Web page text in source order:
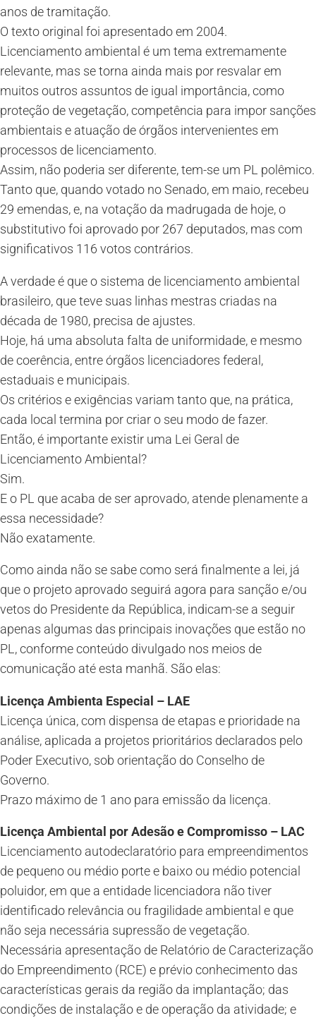
anos de tramitação.
O texto original foi apresentado em 2004.
Licenciamento ambiental é um tema extremamente
relevante, mas se torna ainda mais por resvalar em
muitos outros assuntos de igual importância, como
proteção de vegetação, competência para impor sanções
ambientais e atuação de órgãos intervenientes em
processos de licenciamento.
Assim, não poderia ser diferente, tem-se um PL polêmico.
Tanto que, quando votado no Senado, em maio, recebeu
29 emendas, e, na votação da madrugada de hoje, o
substitutivo foi aprovado por 267 deputados, mas com
significativos 116 votos contrários.
A verdade é que o sistema de licenciamento ambiental
brasileiro, que teve suas linhas mestras criadas na
década de 1980, precisa de ajustes.
Hoje, há uma absoluta falta de uniformidade, e mesmo
de coerência, entre órgãos licenciadores federal,
estaduais e municipais.
Os critérios e exigências variam tanto que, na prática,
cada local termina por criar o seu modo de fazer.
Então, é importante existir uma Lei Geral de
Licenciamento Ambiental?
Sim.
E o PL que acaba de ser aprovado, atende plenamente a
essa necessidade?
Não exatamente.
Como ainda não se sabe como será finalmente a lei, já
que o projeto aprovado seguirá agora para sanção e/ou
vetos do Presidente da República, indicam-se a seguir
apenas algumas das principais inovações que estão no
PL, conforme conteúdo divulgado nos meios de
comunicação até esta manhã. São elas:
Licença Ambienta Especial – LAE
Licença única, com dispensa de etapas e prioridade na
análise, aplicada a projetos prioritários declarados pelo
Poder Executivo, sob orientação do Conselho de
Governo.
Prazo máximo de 1 ano para emissão da licença.
Licença Ambiental por Adesão e Compromisso – LAC
Licenciamento autodeclaratório para empreendimentos
de pequeno ou médio porte e baixo ou médio potencial
poluidor, em que a entidade licenciadora não tiver
identificado relevância ou fragilidade ambiental e que
não seja necessária supressão de vegetação.
Necessária apresentação de Relatório de Caracterização
do Empreendimento (RCE) e prévio conhecimento das
características gerais da região da implantação; das
condições de instalação e de operação da atividade; e